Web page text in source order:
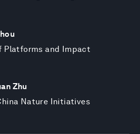
Platforms and Impact
Zhu
Nature Initiatives